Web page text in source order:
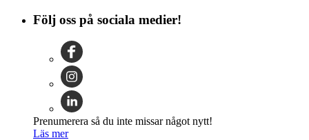
Följ oss på sociala medier!
Prenumerera så du inte missar något nytt!
Läs mer